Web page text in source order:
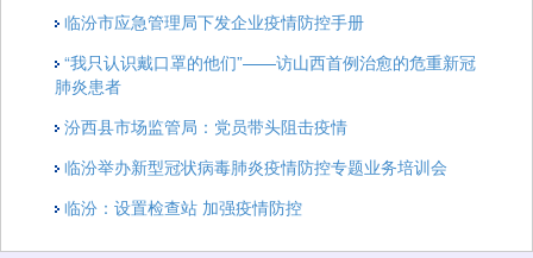
临汾市应急管理局下发企业疫情防控手册
“我只认识戴口罩的他们”——访山西首例治愈的危重新冠
肺炎患者
汾西县市场监管局：党员带头阻击疫情
临汾举办新型冠状病毒肺炎疫情防控专题业务培训会
临汾：设置检查站 加强疫情防控